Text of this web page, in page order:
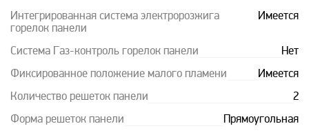
Интегрированная система электророзжига
горелок панели
Имеется
Система Газ-контроль горелок панели Нет
Фиксированное положение малого пламени Имеется
Количество решеток панели 2
Форма решеток панели Прямоугольная